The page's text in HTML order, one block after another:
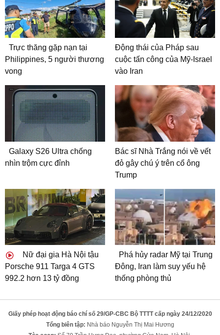
Trực thăng gặp nạn tại
Philippines, 5 người thương
vong
Động thái của Pháp sau
cuộc tấn công của Mỹ-Israel
vào Iran
Galaxy S26 Ultra chống
nhìn trộm cực đỉnh
Bác sĩ Nhà Trắng nói về vết
đỏ gây chú ý trên cổ ông
Trump
Nữ đại gia Hà Nội tậu
Porsche 911 Targa 4 GTS
992.2 hơn 13 tỷ đồng
Phá hủy radar Mỹ tại Trung
Đông, Iran làm suy yếu hệ
thống phòng thủ
Giấy phép hoạt động báo chí số 29/GP-CBC Bộ TTTT cấp ngày 24/12/2020
Tổng biên tập: Nhà báo Nguyễn Thị Mai Hương